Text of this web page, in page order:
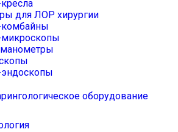
для ЛОР хирургии
оборудование